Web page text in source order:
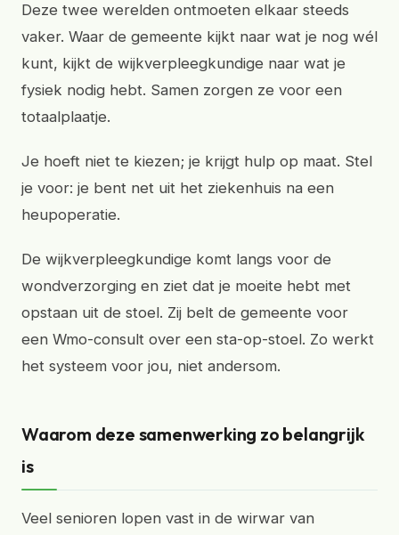
Deze twee werelden ontmoeten elkaar steeds
vaker. Waar de gemeente kijkt naar wat je nog wél
kunt, kijkt de wijkverpleegkundige naar wat je
fysiek nodig hebt. Samen zorgen ze voor een
totaalplaatje.
Je hoeft niet te kiezen; je krijgt hulp op maat. Stel
je voor: je bent net uit het ziekenhuis na een
heupoperatie.
De wijkverpleegkundige komt langs voor de
wondverzorging en ziet dat je moeite hebt met
opstaan uit de stoel. Zij belt de gemeente voor
een Wmo-consult over een sta-op-stoel. Zo werkt
het systeem voor jou, niet andersom.
Waarom deze samenwerking zo belangrijk
is
Veel senioren lopen vast in de wirwar van